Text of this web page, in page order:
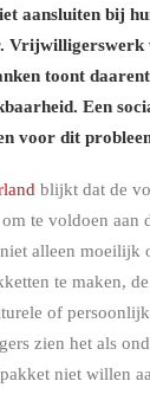
aansluiten bij
Vrijwilligerswerk
toont
Een
voor dit
blijkt dat de
te voldoen aan
alleen moeilijk
te maken,
of
zien het als
niet willen